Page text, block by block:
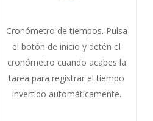
Cronómetro de tiempos. Pulsa
el botón de inicio y detén el
cronómetro cuando acabes la
tarea para registrar el tiempo
invertido automáticamente.